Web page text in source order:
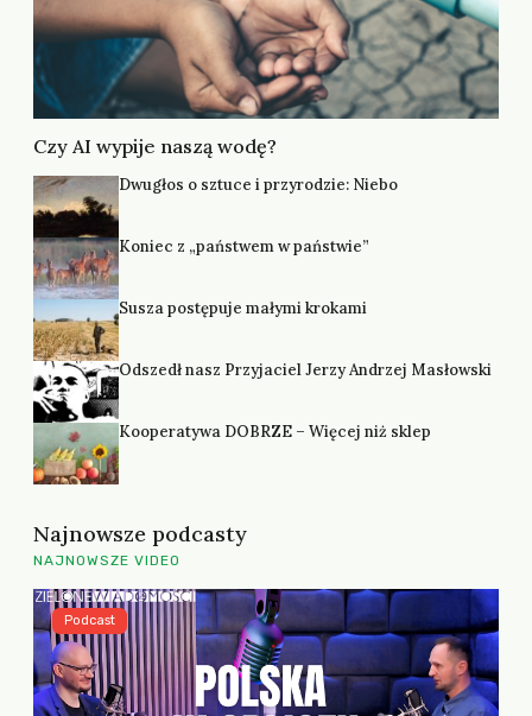
Czy AI wypije naszą wodę?
Dwugłos o sztuce i przyrodzie: Niebo
Koniec z „państwem w państwie”
Susza postępuje małymi krokami
Odszedł nasz Przyjaciel Jerzy Andrzej Masłowski
Kooperatywa DOBRZE – Więcej niż sklep
Najnowsze podcasty
NAJNOWSZE VIDEO
Podcast